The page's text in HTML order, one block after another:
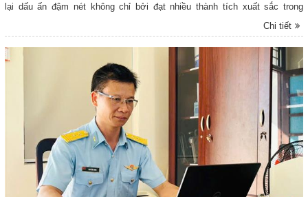
lại dấu ấn đậm nét không chỉ bởi đạt nhiều thành tích xuất sắc trong
Chi tiết